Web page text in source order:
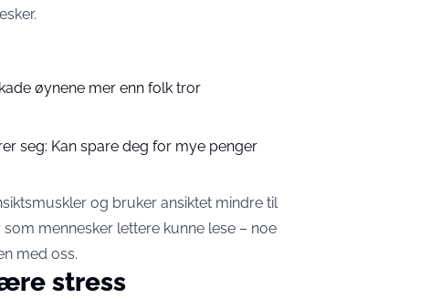
øynene mer enn folk tror
seg: Kan spare deg for mye penger
og bruker ansiktet mindre til
mennesker lettere kunne lese – noe
med oss.
stress